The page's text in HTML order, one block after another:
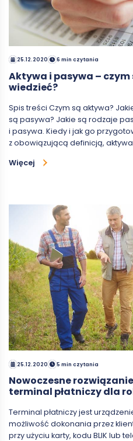
25.12.2020 6 min czytania
Aktywa i pasywa – czym
wiedzieć?
Spis treści Czym są aktywa?
są pasywa? Jakie są rodzaje
i pasywa. Kiedy i jak go
z obowiązującą definicją,
Więcej
25.12.2020 5 min czytania
Nowoczesne
terminal płatniczy dla
Terminal płatniczy jest
możliwość dokonania przez
przy użyciu karty, kodu BLIK lub